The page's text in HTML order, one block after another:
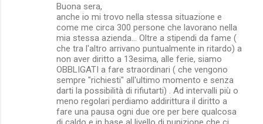
Buona sera,
anche io mi trovo nella stessa situazione e
come me circa 300 persone che lavorano nella
mia stessa azienda... Oltre a stipendi da fame (
che tra l'altro arrivano puntualmente in ritardo) a
non aver diritto a 13esima, alle ferie, siamo
OBBLIGATI a fare straordinari ( che vengono
sempre "richiesti" all'ultimo momento e senza
darti la possibilità di rifiutarti) . Ad intervalli più o
meno regolari perdiamo addirittura il diritto a
fare una pausa ogni due ore per bere qualcosa